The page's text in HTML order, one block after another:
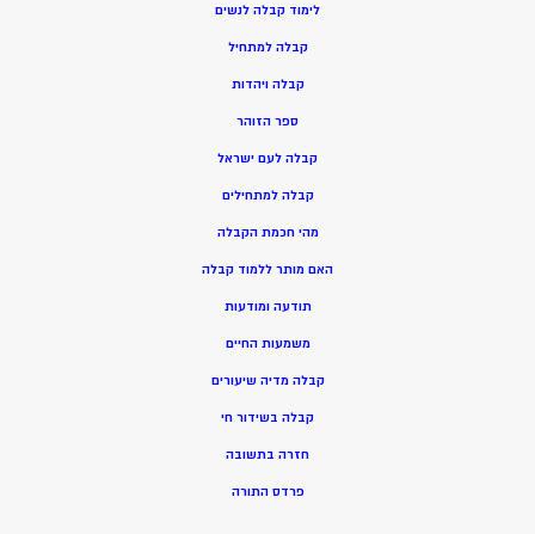
לימוד קבלה לנשים
קבלה למתחיל
קבלה ויהדות
ספר הזוהר
קבלה לעם ישראל
קבלה למתחילים
מהי חכמת הקבלה
האם מותר ללמוד קבלה
תודעה ומודעות
משמעות החיים
קבלה מדיה שיעורים
קבלה בשידור חי
חזרה בתשובה
פרדס התורה